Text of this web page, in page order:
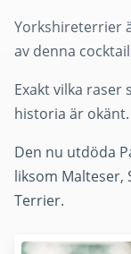
Yorkshireterrier
av denna
Exakt vilka raser
historia är okänt.
Den nu utdöda
liksom Malteser,
Terrier.